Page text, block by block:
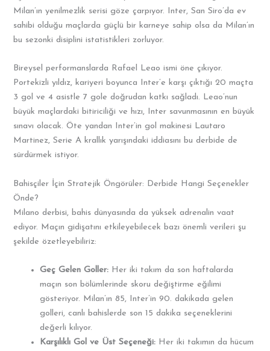
Milan’ın yenilmezlik serisi göze çarpıyor. Inter, San Siro’da ev
sahibi olduğu maçlarda güçlü bir karneye sahip olsa da Milan’ın
bu sezonki disiplini istatistikleri zorluyor.
Bireysel performanslarda Rafael Leao ismi öne çıkıyor.
Portekizli yıldız, kariyeri boyunca Inter’e karşı çıktığı 20 maçta
3 gol ve 4 asistle 7 gole doğrudan katkı sağladı. Leao’nun
büyük maçlardaki bitiriciliği ve hızı, Inter savunmasının en büyük
sınavı olacak. Öte yandan Inter’in gol makinesi Lautaro
Martinez, Serie A krallık yarışındaki iddiasını bu derbide de
sürdürmek istiyor.
Bahisçiler İçin Stratejik Öngörüler: Derbide Hangi Seçenekler
Önde?
Milano derbisi, bahis dünyasında da yüksek adrenalin vaat
ediyor. Maçın gidişatını etkileyebilecek bazı önemli verileri şu
şekilde özetleyebiliriz:
Geç Gelen Goller: Her iki takım da son haftalarda
maçın son bölümlerinde skoru değiştirme eğilimi
gösteriyor. Milan’ın 85, Inter’in 90. dakikada gelen
golleri, canlı bahislerde son 15 dakika seçeneklerini
değerli kılıyor.
Karşılıklı Gol ve Üst Seçeneği: Her iki takımın da hücum